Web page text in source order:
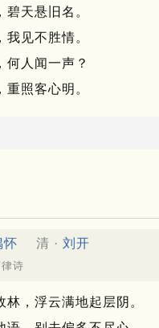
天悬旧名。
见不胜情。
何人闻一声？
照客心明。
怀 清 · 刘开
诗
林，浮云满地起层阴。